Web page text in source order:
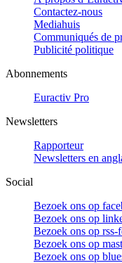
Contactez-nous
Mediahuis
Communiqués de
Publicité politique
Abonnements
Euractiv Pro
Newsletters
Rapporteur
Newsletters en
Social
Bezoek ons op
Bezoek ons op
Bezoek ons op rss-
Bezoek ons op
Bezoek ons op